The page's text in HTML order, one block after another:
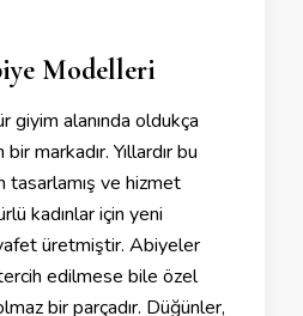
Modelleri
alanında oldukça
markadır. Yıllardır bu
tasarlamış ve hizmet
kadınlar için yeni
üretmiştir. Abiyeler
edilmese bile özel
bir parçadır. Düğünler,